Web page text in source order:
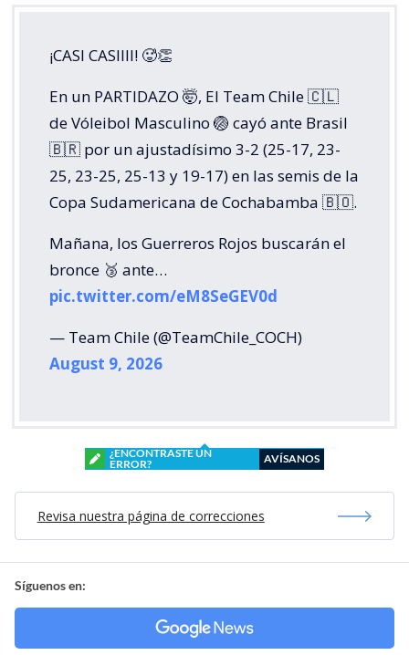
¡CASI CASIIII! 🥵👏
En un PARTIDAZO 🤯, El Team Chile 🇨🇱
de Vóleibol Masculino 🏐 cayó ante Brasil
🇧🇷 por un ajustadísimo 3-2 (25-17, 23-
25, 23-25, 25-13 y 19-17) en las semis de la
Copa Sudamericana de Cochabamba 🇧🇴.
Mañana, los Guerreros Rojos buscarán el
bronce 🥉 ante…
pic.twitter.com/eM8SeGEV0d
— Team Chile (@TeamChile_COCH)
August 9, 2026
¿ENCONTRASTE UN
ERROR?
AVÍSANOS
Revisa nuestra página de correcciones
Síguenos en: